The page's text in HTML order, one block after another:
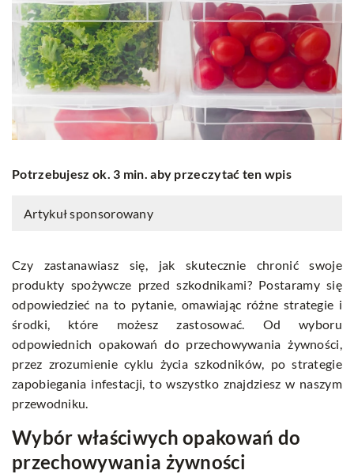
Potrzebujesz ok. 3 min. aby przeczytać ten wpis
Artykuł sponsorowany
Czy zastanawiasz się, jak skutecznie chronić swoje
produkty spożywcze przed szkodnikami? Postaramy się
odpowiedzieć na to pytanie, omawiając różne strategie i
środki, które możesz zastosować. Od wyboru
odpowiednich opakowań do przechowywania żywności,
przez zrozumienie cyklu życia szkodników, po strategie
zapobiegania infestacji, to wszystko znajdziesz w naszym
przewodniku.
Wybór właściwych opakowań do
przechowywania żywności